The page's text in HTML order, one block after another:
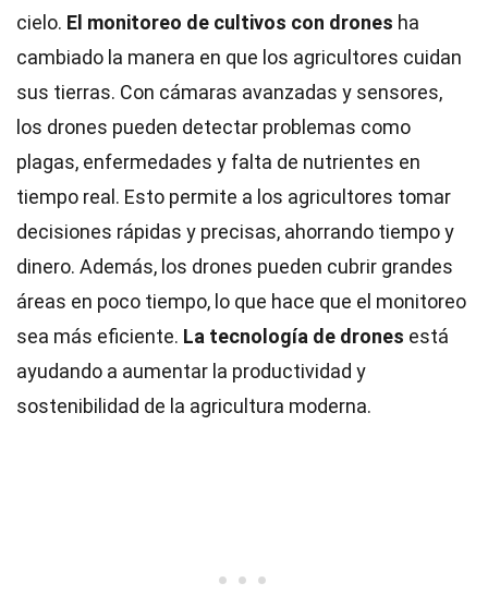
cielo. El monitoreo de cultivos con drones ha
cambiado la manera en que los agricultores cuidan
sus tierras. Con cámaras avanzadas y sensores,
los drones pueden detectar problemas como
plagas, enfermedades y falta de nutrientes en
tiempo real. Esto permite a los agricultores tomar
decisiones rápidas y precisas, ahorrando tiempo y
dinero. Además, los drones pueden cubrir grandes
áreas en poco tiempo, lo que hace que el monitoreo
sea más eficiente. La tecnología de drones está
ayudando a aumentar la productividad y
sostenibilidad de la agricultura moderna.